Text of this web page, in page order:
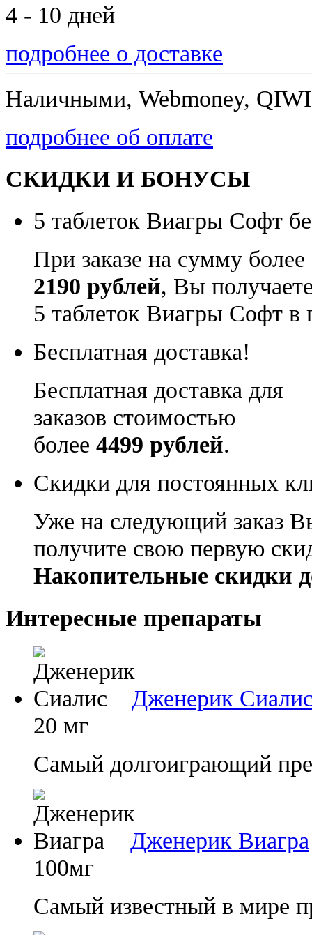
4 - 10 дней
подробнее о доставке
Наличными, Webmoney,
подробнее об оплате
СКИДКИ И БОНУСЫ
5 таблеток Виагры Софт
При заказе на сумму более
2190 рублей, Вы
5 таблеток Виагры Софт в
Бесплатная доставка!
Бесплатная доставка для
заказов стоимостью
более 4499 рублей.
Скидки для постоянных
Уже на следующий заказ
получите свою первую
Накопительные скидки
Интересные препараты
Дженерик
20 мг
Самый долгоиграющий
Дженерик Виагра
100мг
Самый известный в мире